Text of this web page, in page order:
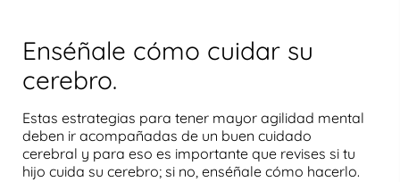
Enséñale cómo cuidar su
cerebro.
Estas estrategias para tener mayor agilidad mental
deben ir acompañadas de un buen cuidado
cerebral y para eso es importante que revises si tu
hijo cuida su cerebro; si no, enséñale cómo hacerlo.